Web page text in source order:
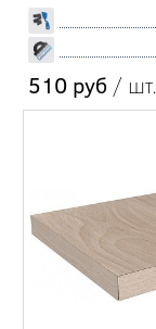
510 руб / шт.